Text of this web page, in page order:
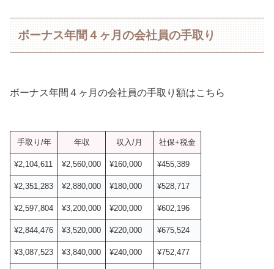
ボーナス年間４ヶ月の会社員の手取り
ボーナス年間４ヶ月の会社員の手取り額はこちら
手取り/年 年収 収入/月 社保+税金
¥2,104,611 ¥2,560,000 ¥160,000 ¥455,389
¥2,351,283 ¥2,880,000 ¥180,000 ¥528,717
¥2,597,804 ¥3,200,000 ¥200,000 ¥602,196
¥2,844,476 ¥3,520,000 ¥220,000 ¥675,524
¥3,087,523 ¥3,840,000 ¥240,000 ¥752,477